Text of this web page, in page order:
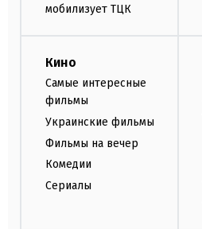
мобилизует ТЦК
Кино
Самые интересные
фильмы
Украинские фильмы
Фильмы на вечер
Комедии
Сериалы